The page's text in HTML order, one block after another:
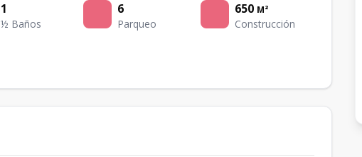
1
½ Baños
6
Parqueo
650 M²
Construcción